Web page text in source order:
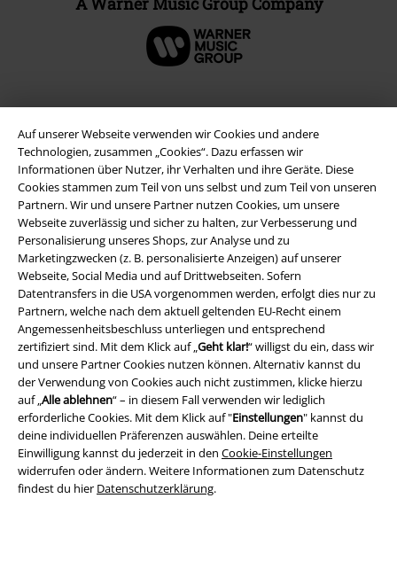
Auf unserer Webseite verwenden wir Cookies und andere
Technologien, zusammen „Cookies“. Dazu erfassen wir
Informationen über Nutzer, ihr Verhalten und ihre Geräte. Diese
Cookies stammen zum Teil von uns selbst und zum Teil von unseren
Partnern. Wir und unsere Partner nutzen Cookies, um unsere
Webseite zuverlässig und sicher zu halten, zur Verbesserung und
Personalisierung unseres Shops, zur Analyse und zu
Marketingzwecken (z. B. personalisierte Anzeigen) auf unserer
Webseite, Social Media und auf Drittwebseiten. Sofern
Datentransfers in die USA vorgenommen werden, erfolgt dies nur zu
Partnern, welche nach dem aktuell geltenden EU-Recht einem
Angemessenheitsbeschluss unterliegen und entsprechend
zertifiziert sind. Mit dem Klick auf „Geht klar!“ willigst du ein, dass wir
und unsere Partner Cookies nutzen können. Alternativ kannst du
der Verwendung von Cookies auch nicht zustimmen, klicke hierzu
auf „Alle ablehnen“ – in diesem Fall verwenden wir lediglich
erforderliche Cookies. Mit dem Klick auf "Einstellungen" kannst du
deine individuellen Präferenzen auswählen. Deine erteilte
Einwilligung kannst du jederzeit in den Cookie-Einstellungen
widerrufen oder ändern. Weitere Informationen zum Datenschutz
findest du hier Datenschutzerklärung.
Rechtliches
AGB
Impressum
Datenschutz
Entsorgung und Umweltschutz
Konformitätserklärung
Information zur Barrierefreiheit